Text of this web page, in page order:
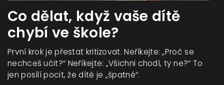
Co dělat, když vaše dítě
chybí ve škole?
První krok je přestat kritizovat. Neříkejte: „Proč se
nechceš učit?“ Neříkejte: „Všichni chodí, ty ne?“ To
jen posílí pocit, že dítě je „špatné“.